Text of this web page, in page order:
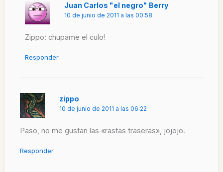
Juan Carlos "el negro" Berry
10 de junio de 2011 a las 00:58
Zippo: chupame el culo!
Responder
zippo
10 de junio de 2011 a las 06:22
Paso, no me gustan las «rastas traseras», jojojo.
Responder